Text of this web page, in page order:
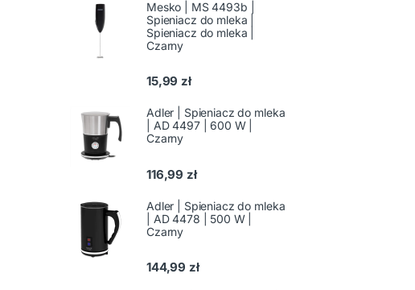
Mesko | MS 4493b |
Spieniacz do mleka |
Spieniacz do mleka |
Czarny
15,99zł
Adler | Spieniacz do mleka
| AD 4497 | 600 W |
Czarny
116,99 zł
Adler | Spieniacz do mleka
| AD 4478 | 500 W |
Czarny
144,99zł